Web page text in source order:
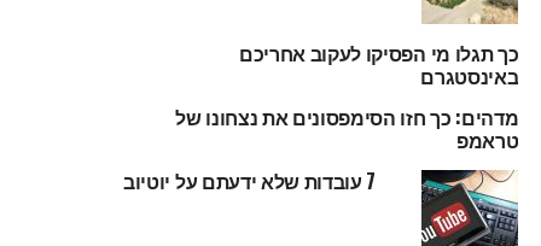
כך תגלו מי הפסיקו לעקוב אחריכם
באינסטגרם
מדהים: כך חזו הסימפסונים את נצחונו של
טראמפ
7 עובדות שלא ידעתם על יוטיוב